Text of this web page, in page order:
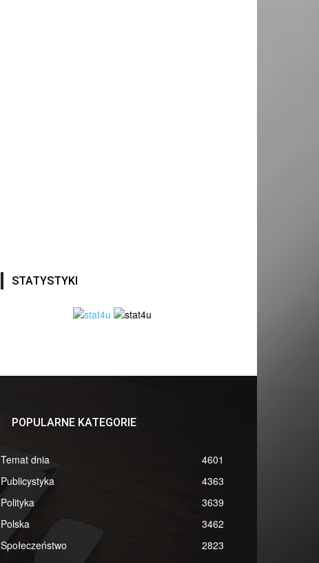
STATYSTYKI
POPULARNE KATEGORIE
Temat dnia
4601
Publicystyka
4363
Polityka
3639
Polska
3462
Społeczeństwo
2823